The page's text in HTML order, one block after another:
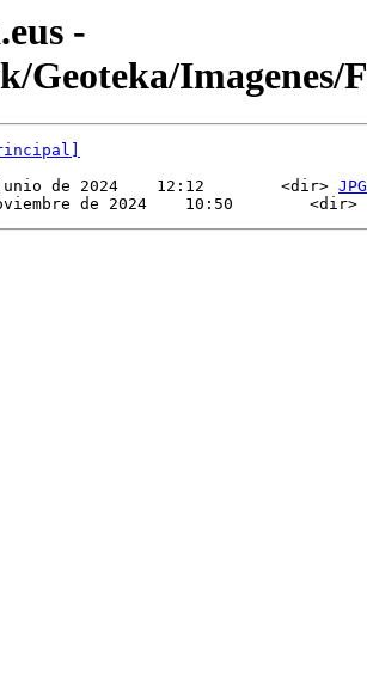
-
Geoteka/Imagenes/
de 2024    12:12        <dir> JPG
de 2024    10:50        <dir>